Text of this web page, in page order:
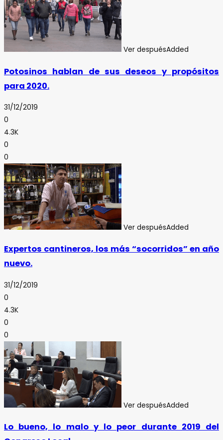
Ver despuésAdded
Potosinos hablan de sus deseos y propósitos
para 2020.
31/12/2019
0
4.3K
0
0
Ver despuésAdded
Expertos cantineros, los más “socorridos” en año
nuevo.
31/12/2019
0
4.3K
0
0
Ver despuésAdded
Lo bueno, lo malo y lo peor durante 2019 del